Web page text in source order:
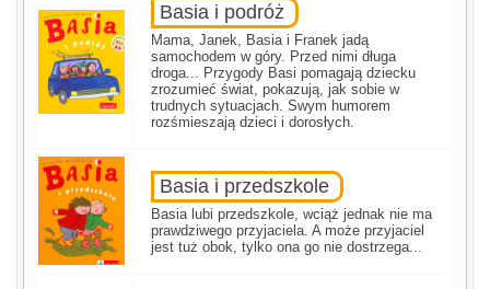
Basia i podróż
Mama, Janek, Basia i Franek jadą
samochodem w góry. Przed nimi długa
droga... Przygody Basi pomagają dziecku
zrozumieć świat, pokazują, jak sobie w
trudnych sytuacjach. Swym humorem
rozśmieszają dzieci i dorosłych.
Basia i przedszkole
Basia lubi przedszkole, wciąż jednak nie ma
prawdziwego przyjaciela. A może przyjaciel
jest tuż obok, tylko ona go nie dostrzega...